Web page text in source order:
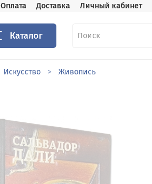
Оплата Доставка Личный кабинет
Каталог
Искусство Живопись